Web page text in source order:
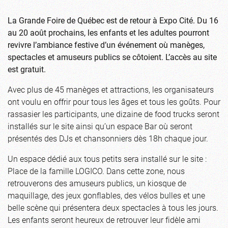
La Grande Foire de Québec est de retour à Expo Cité. Du 16
au 20 août prochains, les enfants et les adultes pourront
revivre l’ambiance festive d’un événement où manèges,
spectacles et amuseurs publics se côtoient. L’accès au site
est gratuit.
Avec plus de 45 manèges et attractions, les organisateurs
ont voulu en offrir pour tous les âges et tous les goûts. Pour
rassasier les participants, une dizaine de food trucks seront
installés sur le site ainsi qu’un espace Bar où seront
présentés des DJs et chansonniers dès 18h chaque jour.
Un espace dédié aux tous petits sera installé sur le site :
Place de la famille LOGICO. Dans cette zone, nous
retrouverons des amuseurs publics, un kiosque de
maquillage, des jeux gonflables, des vélos bulles et une
belle scène qui présentera deux spectacles à tous les jours.
Les enfants seront heureux de retrouver leur fidèle ami